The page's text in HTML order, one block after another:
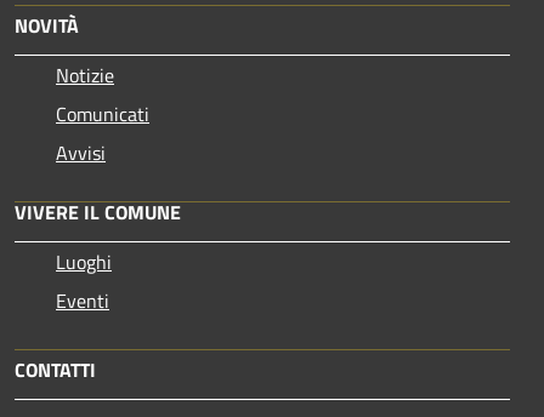
NOVITÀ
Notizie
Comunicati
Avvisi
VIVERE IL COMUNE
Luoghi
Eventi
CONTATTI